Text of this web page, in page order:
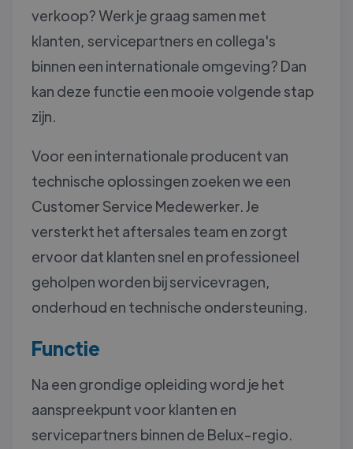
verkoop? Werk je graag samen met
klanten, servicepartners en collega's
binnen een internationale omgeving? Dan
kan deze functie een mooie volgende stap
zijn.
Voor een internationale producent van
technische oplossingen zoeken we een
Customer Service Medewerker. Je
versterkt het aftersales team en zorgt
ervoor dat klanten snel en professioneel
geholpen worden bij servicevragen,
onderhoud en technische ondersteuning.
Functie
Na een grondige opleiding word je het
aanspreekpunt voor klanten en
servicepartners binnen de Belux-regio.